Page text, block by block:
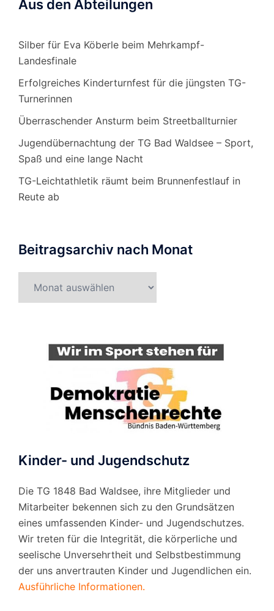
Aus den Abteilungen
Silber für Eva Köberle beim Mehrkampf-
Landesfinale
Erfolgreiches Kinderturnfest für die jüngsten TG-
Turnerinnen
Überraschender Ansturm beim Streetballturnier
Jugendübernachtung der TG Bad Waldsee – Sport,
Spaß und eine lange Nacht
TG-Leichtathletik räumt beim Brunnenfestlauf in
Reute ab
Beitragsarchiv nach Monat
Kinder- und Jugendschutz
Die TG 1848 Bad Waldsee, ihre Mitglieder und
Mitarbeiter bekennen sich zu den Grundsätzen
eines umfassenden Kinder- und Jugendschutzes.
Wir treten für die Integrität, die körperliche und
seelische Unversehrtheit und Selbstbestimmung
der uns anvertrauten Kinder und Jugendlichen ein.
Ausführliche Informationen.